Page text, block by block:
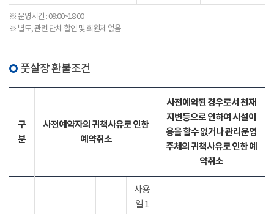
※ 운영시간 : 09:00~18:00
※ 별도, 관련 단체 할인 및 회원제 없음
풋살장 환불조건
구
분
사전예약자의 귀책사유로 인한
예약취소
사전예약된 경우로서 천재
지변등으로 인하여 시설이
용을 할수 없거나 관리운영
주체의 귀책사유로 인한 예
약취소
사용
일 1